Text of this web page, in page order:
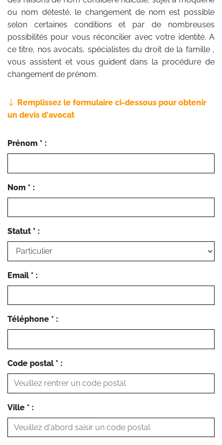
ou nom détesté, le changement de nom est possible
selon certaines conditions et par de nombreuses
possibilités pour vous réconcilier avec votre identité. A
ce titre, nos avocats, spécialistes du droit de la famille ,
vous assistent et vous guident dans la procédure de
changement de prénom.
Remplissez le formulaire ci-dessous pour obtenir
un devis d'avocat
Prénom * :
Nom * :
Statut * :
Email * :
Téléphone * :
Code postal * :
Ville * :